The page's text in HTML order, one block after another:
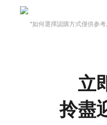
*如何選擇認購方式僅供参
立
拎盡